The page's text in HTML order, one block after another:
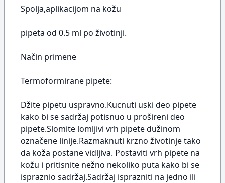
Spolja,aplikacijom na kožu
pipeta od 0.5 ml po životinji.
Način primene
Termoformirane pipete:
Džite pipetu uspravno.Kucnuti uski deo pipete
kako bi se sadržaj potisnuo u prošireni deo
pipete.Slomite lomljivi vrh pipete dužinom
označene linije.Razmaknuti krzno životinje tako
da koža postane vidljiva. Postaviti vrh pipete na
kožu i pritisnite nežno nekoliko puta kako bi se
ispraznio sadržaj.Sadržaj isprazniti na jedno ili